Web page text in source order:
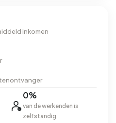
inkomen
0%
van de werkenden is
zelfstandig